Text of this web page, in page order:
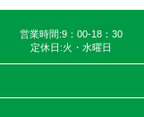
営業時間:9：00-18：30
定休日:火・水曜日